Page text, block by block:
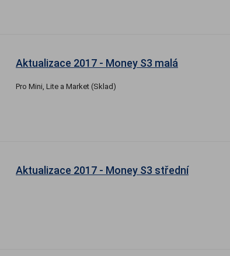
Aktualizace 2017 - Money S3 malá
Pro Mini, Lite a Market (Sklad)
Aktualizace 2017 - Money S3 střední